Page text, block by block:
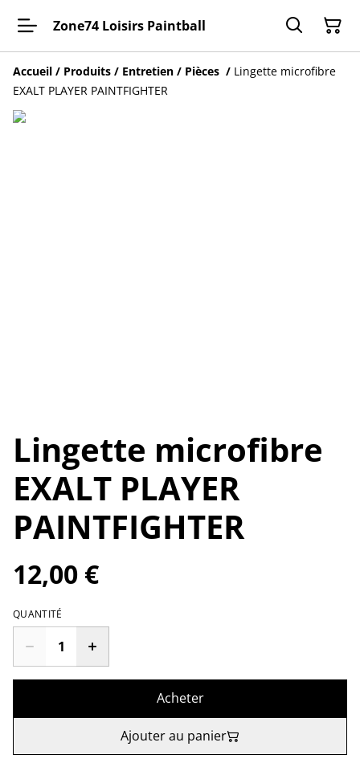
Zone74 Loisirs Paintball
Accueil / Produits / Entretien / Pièces / Lingette microfibre
EXALT PLAYER PAINTFIGHTER
Lingette microfibre
EXALT PLAYER
PAINTFIGHTER
12,00 €
QUANTITÉ
Acheter
Ajouter au panier